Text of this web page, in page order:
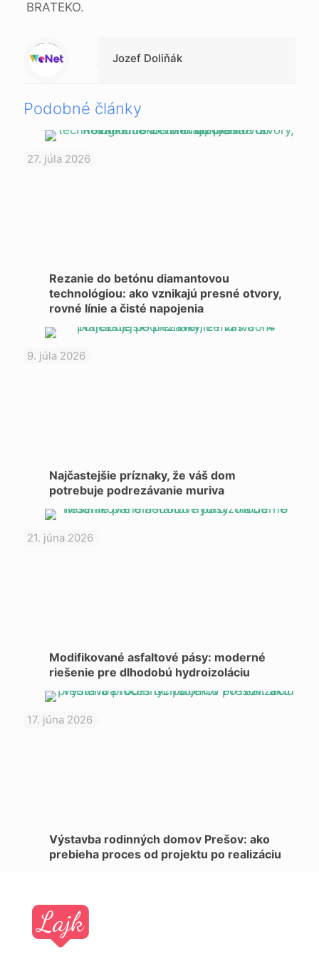
BRATEKO.
Warning
: Trying to access array offset on null in
/data/1/d/1da9a732-fb3a-4804-a40f-d46885ca54ae/lajk.online/web/wp-content/themes/betheme-child/includes/content-single.php
on line
286
Jozef Doliňák
Podobné články
27. júla 2026
Rezanie do betónu diamantovou
technológiou: ako vznikajú presné otvory,
rovné línie a čisté napojenia
9. júla 2026
Najčastejšie príznaky, že váš dom
potrebuje podrezávanie muriva
21. júna 2026
Modifikované asfaltové pásy: moderné
riešenie pre dlhodobú hydroizoláciu
17. júna 2026
Výstavba rodinných domov Prešov: ako
prebieha proces od projektu po realizáciu